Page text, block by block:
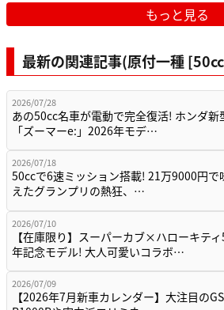
もっと見る
最新の関連記事(原付一種
2026/07/28
あの50cc名車が電動で完全復活! ホンダ新
「ズーマーe:」2026年モデ…
2026/07/18
50ccで6速ミッション搭載! 21万9000円で
えたグランプリの熱狂、…
2026/07/10
【在庫限り】スーパーカブ×ハローキテ
年記念モデル! 大人可愛いコラボ…
2026/07/09
【2026年7月新車カレンダー】大注目の